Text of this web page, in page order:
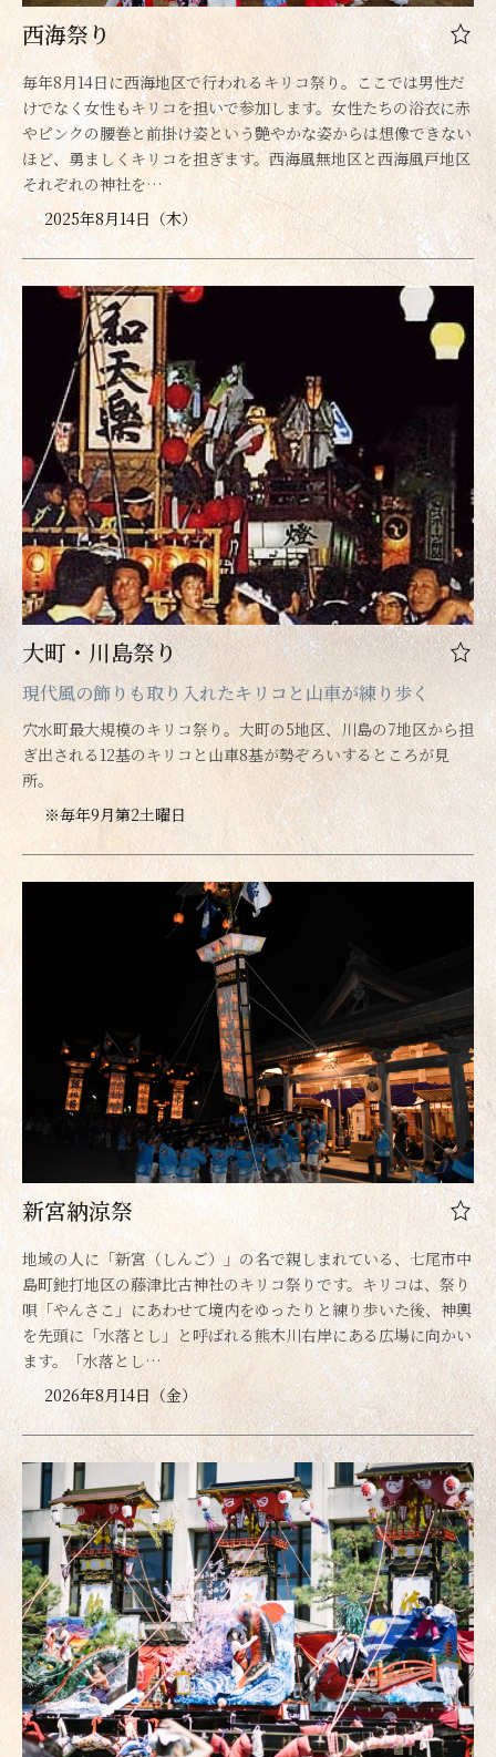
西海祭り
毎年8月14日に西海地区で行われるキリコ祭り。ここでは男性だ
けでなく女性もキリコを担いで参加します。女性たちの浴衣に赤
やピンクの腰巻と前掛け姿という艶やかな姿からは想像できない
ほど、勇ましくキリコを担ぎます。西海風無地区と西海風戸地区
それぞれの神社を…
2025年8月14日（木）
大町・川島祭り
現代風の飾りも取り入れたキリコと山車が練り歩く
穴水町最大規模のキリコ祭り。大町の5地区、川島の7地区から担
ぎ出される12基のキリコと山車8基が勢ぞろいするところが見
所。
※毎年9月第2土曜日
新宮納涼祭
地域の人に「新宮（しんご）」の名で親しまれている、七尾市中
島町釶打地区の藤津比古神社のキリコ祭りです。キリコは、祭り
唄「やんさこ」にあわせて境内をゆったりと練り歩いた後、神輿
を先頭に「水落とし」と呼ばれる熊木川右岸にある広場に向かい
ます。「水落とし…
2026年8月14日（金）